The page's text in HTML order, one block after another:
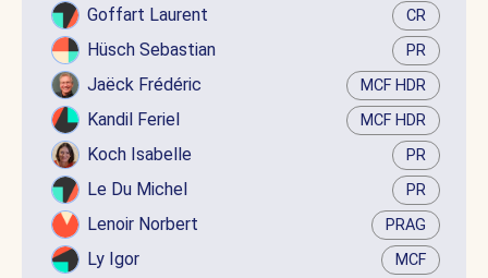
Goffart Laurent CR
Hüsch Sebastian PR
Jaëck Frédéric MCF HDR
Kandil Feriel MCF HDR
Koch Isabelle PR
Le Du Michel PR
Lenoir Norbert PRAG
Ly Igor MCF